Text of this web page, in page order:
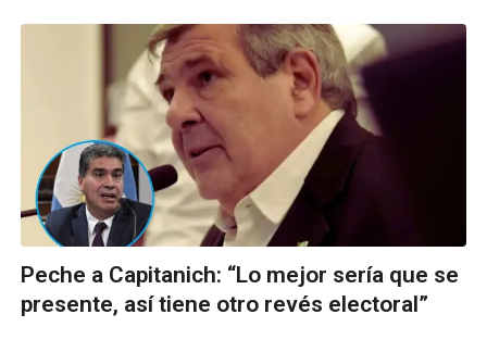
Peche a Capitanich: “Lo mejor sería que se
presente, así tiene otro revés electoral”